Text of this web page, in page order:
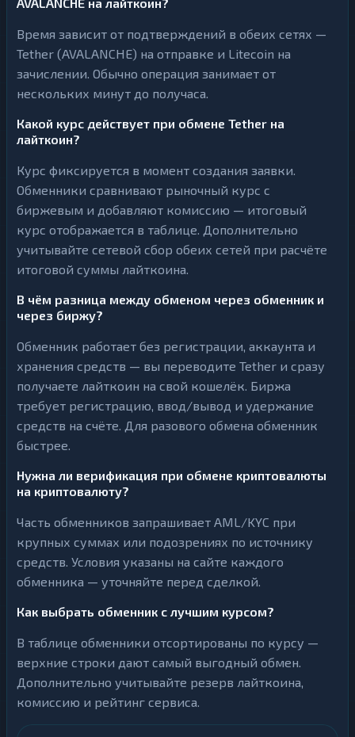
Время зависит от подтверждений в обеих сетях —
Tether (AVALANCHE) на отправке и Litecoin на
зачислении. Обычно операция занимает от
нескольких минут до получаса.
Какой курс действует при обмене Tether на
лайткоин?
Курс фиксируется в момент создания заявки.
Обменники сравнивают рыночный курс с
биржевым и добавляют комиссию — итоговый
курс отображается в таблице. Дополнительно
учитывайте сетевой сбор обеих сетей при расчёте
итоговой суммы лайткоина.
В чём разница между обменом через обменник и
через биржу?
Обменник работает без регистрации, аккаунта и
хранения средств — вы переводите Tether и сразу
получаете лайткоин на свой кошелёк. Биржа
требует регистрацию, ввод/вывод и удержание
средств на счёте. Для разового обмена обменник
быстрее.
Нужна ли верификация при обмене криптовалюты
на криптовалюту?
Часть обменников запрашивает AML/KYC при
крупных суммах или подозрениях по источнику
средств. Условия указаны на сайте каждого
обменника — уточняйте перед сделкой.
Как выбрать обменник с лучшим курсом?
В таблице обменники отсортированы по курсу —
верхние строки дают самый выгодный обмен.
Дополнительно учитывайте резерв лайткоина,
комиссию и рейтинг сервиса.